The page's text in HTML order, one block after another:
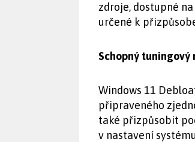
zdroje, dostupné
určené k
Schopný tuningový
Windows 11
připraveného
také přizpůsobit
v nastavení